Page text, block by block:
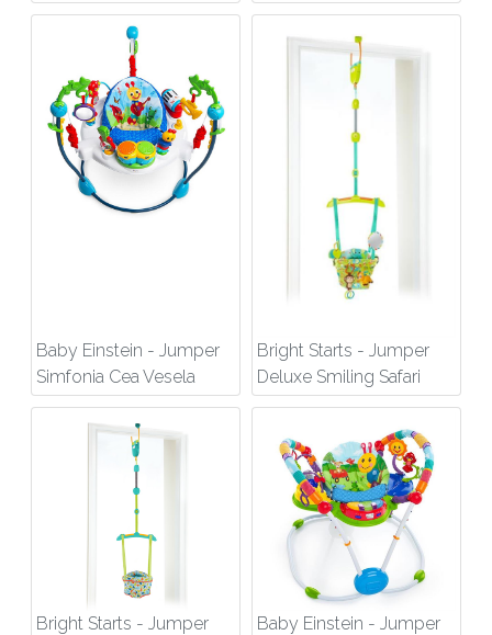
Baby Einstein - Jumper
Simfonia Cea Vesela
Bright Starts - Jumper
Deluxe Smiling Safari
Bright Starts - Jumper
Baby Einstein - Jumper